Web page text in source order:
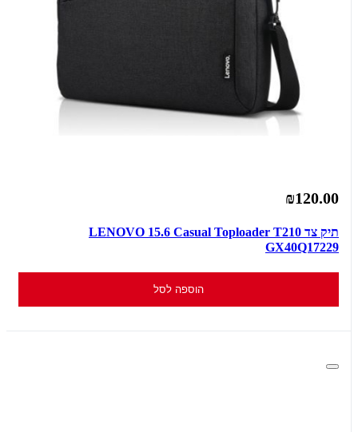
₪120.00
תיק צד LENOVO 15.6 Casual Toploader T210
GX40Q17229
הוספה לסל